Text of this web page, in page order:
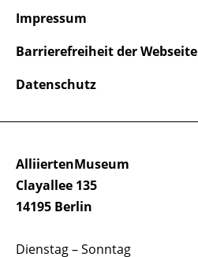
AlliiertenMuseum
Clayallee 135
14195 Berlin
Dienstag – Sonntag
Impressum
Barrierefreiheit der Webseite
Datenschutz